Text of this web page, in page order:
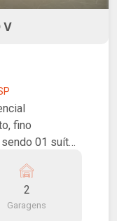
V
01 suíte
armários,
2
Garagens